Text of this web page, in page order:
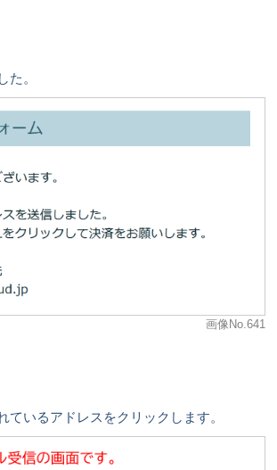
た。
画像No.641
ているアドレスをクリックします。